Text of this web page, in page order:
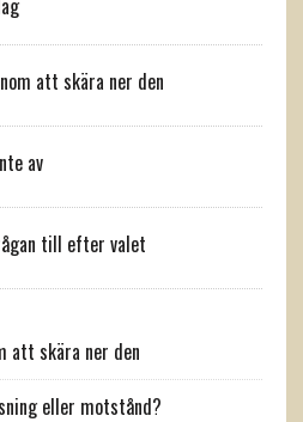
att skära ner den
av
till efter valet
att skära ner den
eller motstånd?